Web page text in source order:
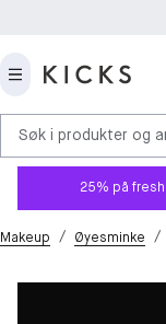
Søk i produkter og
25% på
Makeup / Øyesminke /